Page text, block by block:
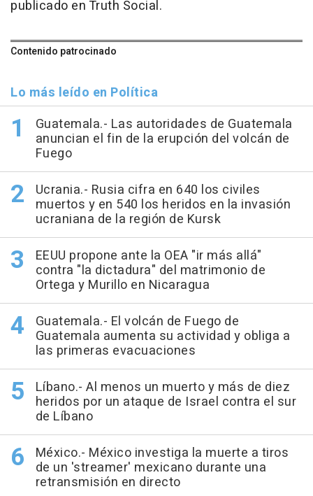
publicado en Truth Social.
Contenido patrocinado
Lo más leído en Política
Guatemala.- Las autoridades de Guatemala
anuncian el fin de la erupción del volcán de
Fuego
Ucrania.- Rusia cifra en 640 los civiles
muertos y en 540 los heridos en la invasión
ucraniana de la región de Kursk
EEUU propone ante la OEA "ir más allá"
contra "la dictadura" del matrimonio de
Ortega y Murillo en Nicaragua
Guatemala.- El volcán de Fuego de
Guatemala aumenta su actividad y obliga a
las primeras evacuaciones
Líbano.- Al menos un muerto y más de diez
heridos por un ataque de Israel contra el sur
de Líbano
México.- México investiga la muerte a tiros
de un 'streamer' mexicano durante una
retransmisión en directo